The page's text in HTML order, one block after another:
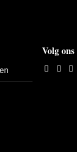
Volg ons